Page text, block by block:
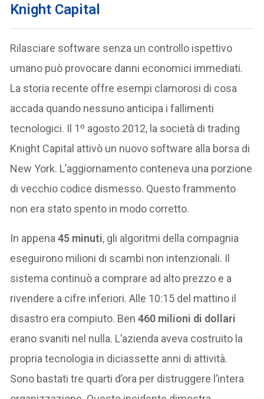
Knight Capital
Rilasciare software senza un controllo ispettivo
umano può provocare danni economici immediati.
La storia recente offre esempi clamorosi di cosa
accada quando nessuno anticipa i fallimenti
tecnologici. Il 1º agosto 2012, la società di trading
Knight Capital attivò un nuovo software alla borsa di
New York. L’aggiornamento conteneva una porzione
di vecchio codice dismesso. Questo frammento
non era stato spento in modo corretto.
In appena45 minuti, gli algoritmi della compagnia
eseguirono milioni di scambi non intenzionali. Il
sistema continuò a comprare ad alto prezzo e a
rivendere a cifre inferiori. Alle 10:15 del mattino il
disastro era compiuto. Ben460 milioni di dollari
erano svaniti nel nulla. L’azienda aveva costruito la
propria tecnologia in diciassette anni di attività.
Sono bastati tre quarti d’ora per distruggere l’intera